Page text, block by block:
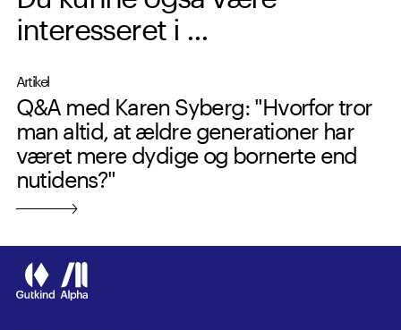
interesseret i ...
Artikel
Q&A med Karen Syberg: "Hvorfor tror
man altid, at ældre generationer har
været mere dydige og bornerte end
nutidens?"